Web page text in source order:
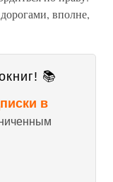
вполне,
📚
в